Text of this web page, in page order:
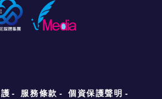
服務條款 個資保護聲明